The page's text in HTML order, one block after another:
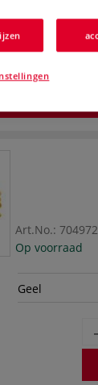
Art.No.:
Op voorraad
Geel
-